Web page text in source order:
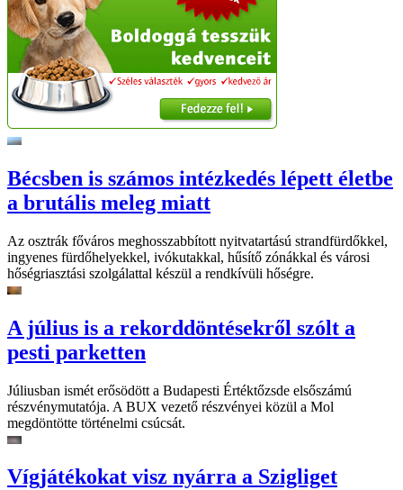
Bécsben is számos intézkedés lépett életbe
a brutális meleg miatt
Az osztrák főváros meghosszabbított nyitvatartású strandfürdőkkel,
ingyenes fürdőhelyekkel, ivókutakkal, hűsítő zónákkal és városi
hőségriasztási szolgálattal készül a rendkívüli hőségre.
A július is a rekorddöntésekről szólt a
pesti parketten
Júliusban ismét erősödött a Budapesti Értéktőzsde elsőszámú
részvénymutatója. A BUX vezető részvényei közül a Mol
megdöntötte történelmi csúcsát.
Vígjátékokat visz nyárra a Szigliget